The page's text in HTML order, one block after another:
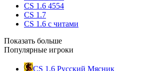
CS 1.6 4554
CS 1.7
CS 1.6 с читами
Показать больше
Популярные игроки
CS 1.6 Русский Мясник